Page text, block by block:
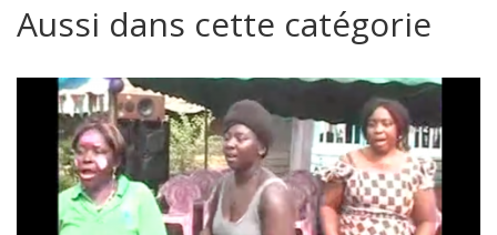
Aussi dans cette catégorie